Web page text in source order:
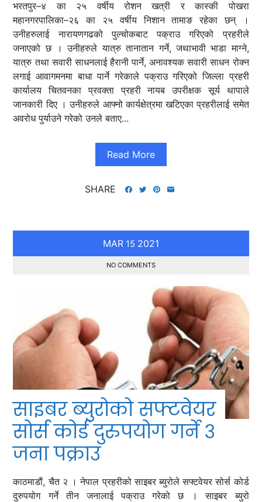
भरतपुर–४ का २५ वर्षीय रोशन खत्री र कास्की पोखरा
महानगरपालिका–२६ का २५ वर्षीय निशान तामाङ रहेका छन् ।
उनीहरुलाई नारायणगढको पुल्चोकबाट पक्राउ गरिएको प्रहरीले
जनाएको छ । उनीहरुले यात्रु तानातान गर्ने, जथाभावी भाडा माग्ने,
यात्रु तथा सवारी साधनलाई हैरानी पार्ने, अनावश्यक सवारी साधन रोक्न
लगाई आवागमनमा बाधा पार्ने गरेकाले पक्राउ गरिएको जिल्ला प्रहरी
कार्यालय चितवनका प्रवक्ता प्रहरी नायब उपरीक्षक सूर्य थापाले
जानकारी दिए । उनीहरुले आफ्नो कार्यक्षेत्रमा खटिएका प्रहरीलाई समेत
अवरोध पुर्याउने गरेको उनले बताए...
Read More
SHARE
MAR 15 2021
NO COMMENTS
साइबर ब्युरोको सफ्टवेयर
सोर्स कोर्ड दुरुपयोग गर्ने ३
जना पक्राउ
काठमाडौं, चैत २ । नेपाल प्रहरीको साइबर ब्युरोले सफ्टवेयर सोर्स कोर्ड
दुरुपयोग गर्ने तीन जनालाई पक्राउ गरेको छ । साइबर ब्युरो